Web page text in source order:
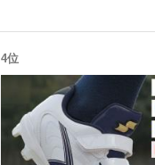
4位